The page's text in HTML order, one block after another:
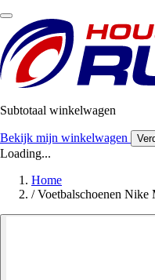
Subtotaal winkelwagen
Bekijk mijn winkelwagen
Loading...
Home
/ Voetbalschoenen